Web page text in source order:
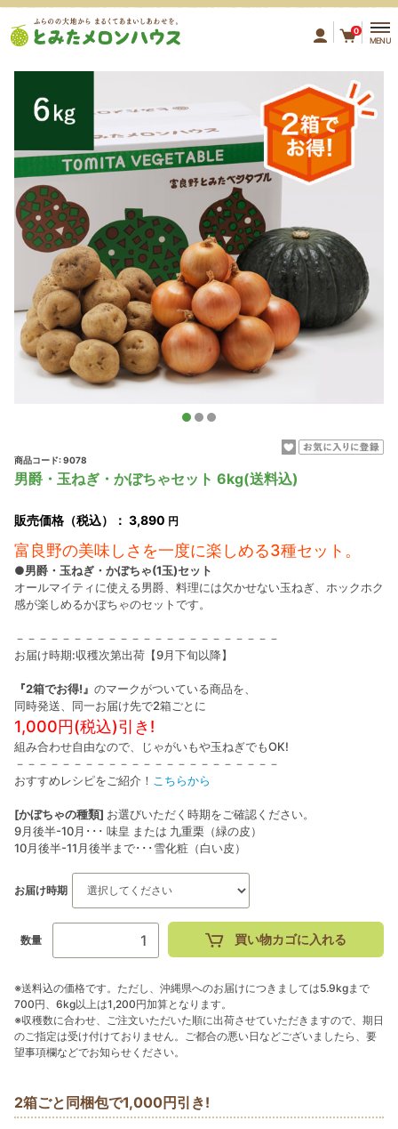
ふらのの大地から まるくて
0
MENU
商品コード: 9078
男爵・玉ねぎ・かぼちゃセット 6kg(送料込)
販売価格（税込）： 3,890 円
富良野の美味しさを一度に楽しめる3種セット。
●男爵・玉ねぎ・かぼちゃ(1玉)セット
オールマイティに使える男爵、料理には欠かせない玉ねぎ、ホックホク
感が楽しめるかぼちゃのセットです。
－－－－－－－－－－－－－－－－－－－－－－－
お届け時期:収穫次第出荷【9月下旬以降】
『2箱でお得!』 のマークがついている商品を、
同時発送、同一お届け先で2箱ごとに
1,000円(税込)引き!
組み合わせ自由なので、じゃがいもや玉ねぎでもOK!
－－－－－－－－－－－－－－－－－－－－－－－
おすすめレシピをご紹介！ こちらから
[かぼちゃの種類] お選びいただく時期をご確認ください。
9月後半-10月･･･ 味皇 または 九重栗（緑の皮）
10月後半-11月後半まで･･･雪化粧（白い皮）
お届け時期
数量 買い物カゴに入れる
※送料込の価格です。ただし、沖縄県へのお届けにつきましては5.9kgまで
700円、6kg以上は1,200円加算となります。
※収穫数に合わせ、ご注文いただいた順に出荷させていただきますので、期日
のご指定は受け付けておりません。ご都合の悪い日などございましたら、要
望事項欄などでお知らせください。
2箱ごと同梱包で1,000円引き!